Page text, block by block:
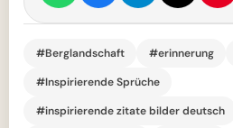
#Berglandschaft #erinnerung
#Inspirierende Sprüche
#inspirierende zitate bilder deutsch